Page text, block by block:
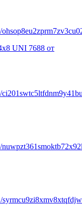
UNI 7688 от